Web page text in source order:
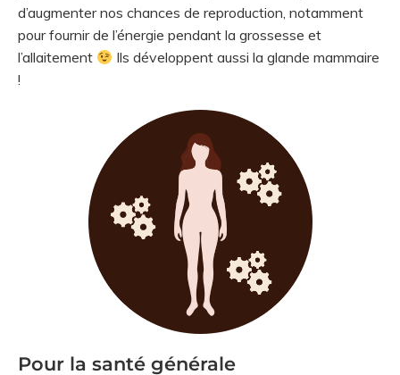
d’augmenter nos chances de reproduction, notamment
pour fournir de l’énergie pendant la grossesse et
l’allaitement
Ils développent aussi la glande mammaire
!
Pour la santé générale